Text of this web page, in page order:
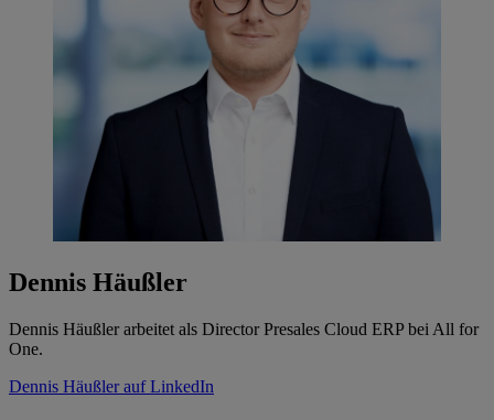
Dennis Häußler
Dennis Häußler arbeitet als Director Presales Cloud ERP bei All for
One.
Dennis Häußler auf LinkedIn